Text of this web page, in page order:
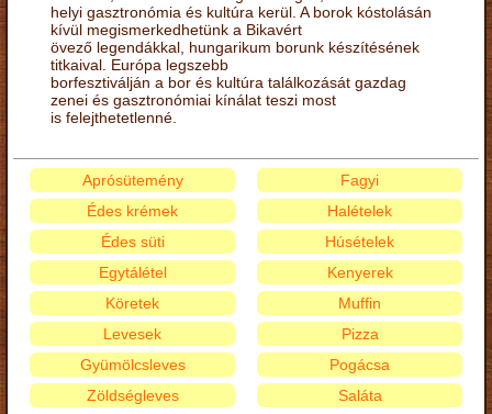
helyi gasztronómia és kultúra kerül. A borok kóstolásán
kívül megismerkedhetünk a Bikavért
övező legendákkal, hungarikum borunk készítésének
titkaival. Európa legszebb
borfesztiválján a bor és kultúra találkozását gazdag
zenei és gasztronómiai kínálat teszi most
is felejthetetlenné.
Aprósütemény
Édes krémek
Édes süti
Egytálétel
Fagyi
Halételek
Húsételek
Kenyerek
Köretek
Levesek
Gyümölcsleves
Zöldségleves
Muffin
Pizza
Pogácsa
Saláta